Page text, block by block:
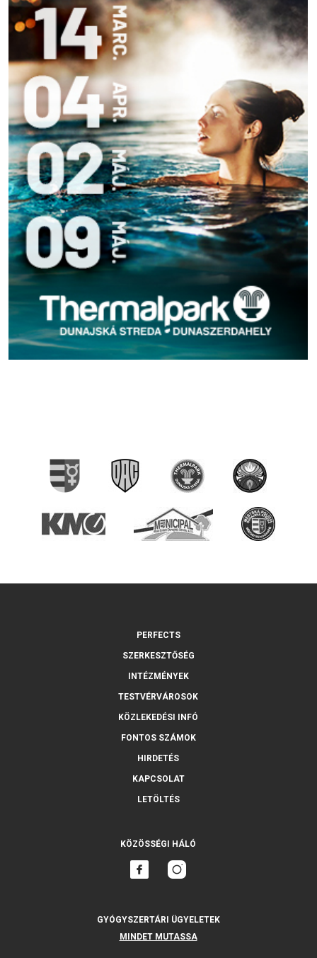
PERFECTS
SZERKESZTŐSÉG
INTÉZMÉNYEK
TESTVÉRVÁROSOK
KÖZLEKEDÉSI INFÓ
FONTOS SZÁMOK
HIRDETÉS
KAPCSOLAT
LETÖLTÉS
KÖZÖSSÉGI HÁLÓ
GYÓGYSZERTÁRI ÜGYELETEK
MINDET MUTASSA